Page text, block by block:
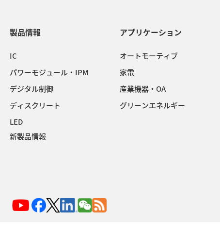
製品情報
IC
パワーモジュール・IPM
デジタル制御
ディスクリート
LED
新製品情報
アプリケーション
オートモーティブ
家電
産業機器・OA
グリーンエネルギー